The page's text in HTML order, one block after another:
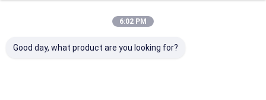
6:02 PM
Good day, what product are you looking for?